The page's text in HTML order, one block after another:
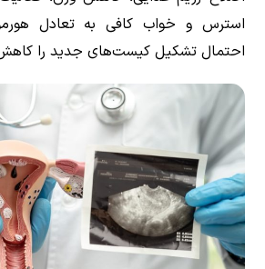
استرس و خواب کافی به تعادل
احتمال تشکیل کیست‌های جدید را